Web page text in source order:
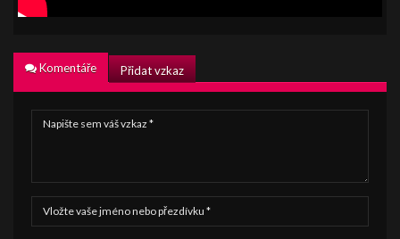
Komentáře Přidat vzkaz